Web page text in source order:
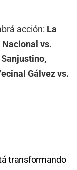
acción: La
Nacional vs.
Gálvez vs.
transformando